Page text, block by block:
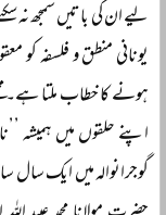
لیے ان کی باتیں سمجھ نہ
یونانی منطق و فلسفہ
ہونے کا خطاب ملتا
اپنے حلقوں میں ہمیشہ
گوجرانوالہ میں ایک سال